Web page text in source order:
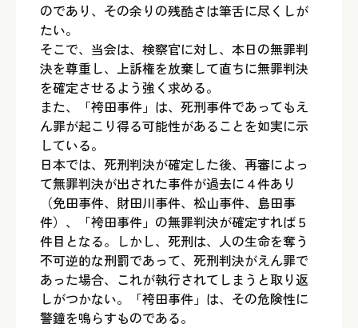
のであり、その余りの残酷さは筆舌に尽くしが
たい。
そこで、当会は、検察官に対し、本日の無罪判
決を尊重し、上訴権を放棄して直ちに無罪判決
を確定させるよう強く求める。
また、「袴田事件」は、死刑事件であってもえ
ん罪が起こり得る可能性があることを如実に示
している。
日本では、死刑判決が確定した後、再審によっ
て無罪判決が出された事件が過去に４件あり
（免田事件、財田川事件、松山事件、島田事
件）、「袴田事件」の無罪判決が確定すれば５
件目となる。しかし、死刑は、人の生命を奪う
不可逆的な刑罰であって、死刑判決がえん罪で
あった場合、これが執行されてしまうと取り返
しがつかない。「袴田事件」は、その危険性に
警鐘を鳴らすものである。